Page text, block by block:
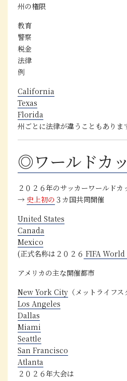
州の権限
教育
警察
税金
法律
例
California
Texas
Florida
州ごとに法律が違うこともありま
◎ワールドカ
２０２６年のサッカーワールドカ
→ 史上初の ３カ国共同開催
United States
Canada
Mexico
(正式名称は２０２６ FIFA World
アメリカの主な開催都市
New York City （メットライフス
Los Angeles
Dallas
Miami
Seattle
San Francisco
Atlanta
２０２６年大会は